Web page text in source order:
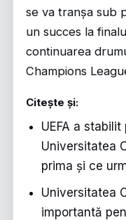
se va tranșa sub
un succes la
continuarea
Champions
Citește și:
UEFA a
Universitatea
prima și ce
Universitatea
importantă